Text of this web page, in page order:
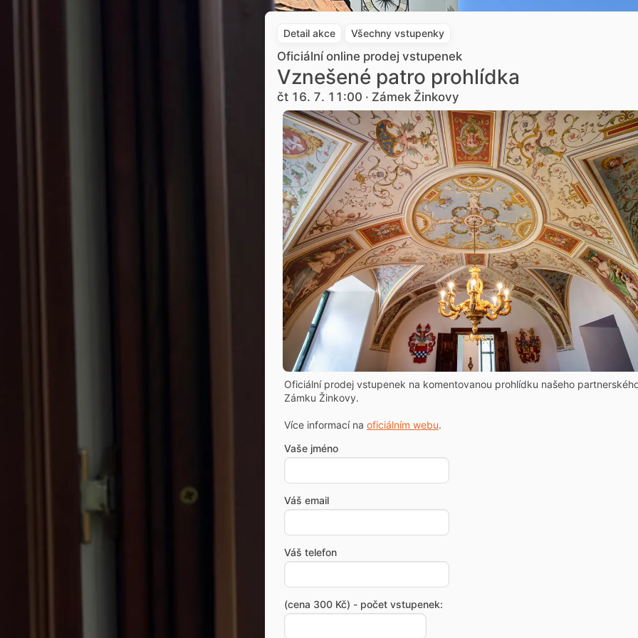
Detail akce Všechny vstupenky
Oficiální online prodej vstupenek
Vznešené patro prohlídka
čt 16. 7. 11:00 · Zámek Žinkovy
Oficiální prodej vstupenek na komentovanou prohlídku našeho
Zámku Žinkovy.
Více informací na oficiálním webu.
Vaše jméno
Váš email
Váš telefon
(cena 300 Kč) - počet vstupenek: